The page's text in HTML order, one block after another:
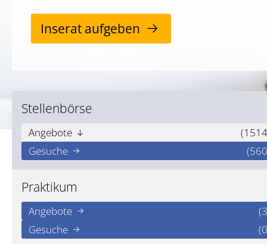
Inserat aufgeben
Stellenbörse
Angebote
Gesuche
Praktikum
Angebote
Gesuche